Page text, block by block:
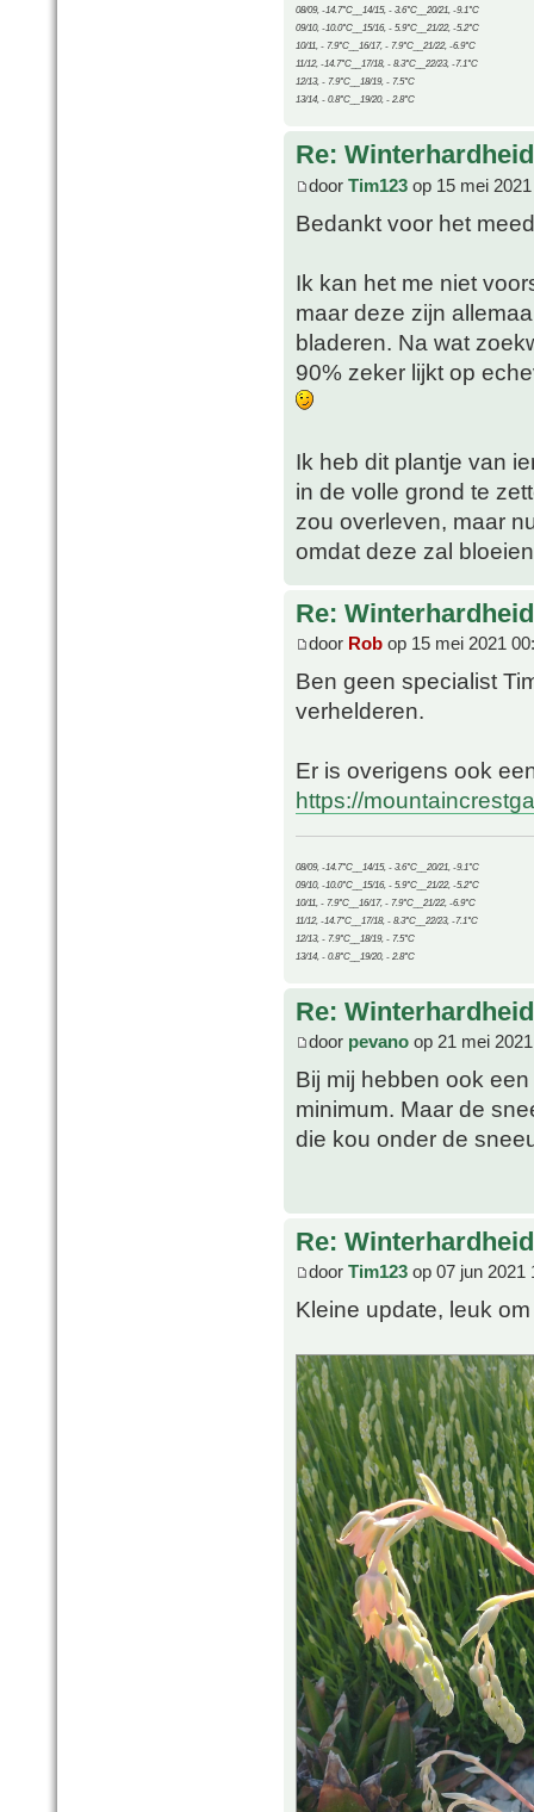
08/09, -14.7°C__14/15, - 3.6°C__20/21, -9.1°C
09/10, -10.0°C__15/16, - 5.9°C__21/22, -5.2°C
10/11, - 7.9°C__16/17, - 7.9°C__21/22, -6.9°C
11/12, -14.7°C__17/18, - 8.3°C__22/23, -7.1°C
12/13, - 7.9°C__18/19, - 7.5°C
13/14, - 0.8°C__19/20, - 2.8°C
Re:
door Tim123 op 15 mei
Bedankt voor het
Ik kan het me niet
maar deze zijn
bladeren. Na wat
90% zeker lijkt op
Ik heb dit plantje van
in de volle grond te
zou overleven, maar
omdat deze zal
Re:
door Rob op 15 mei 2021
Ben geen specialist
verhelderen.
Er is overigens ook
https://
08/09, -14.7°C__14/15, - 3.6°C__20/21, -9.1°C
09/10, -10.0°C__15/16, - 5.9°C__21/22, -5.2°C
10/11, - 7.9°C__16/17, - 7.9°C__21/22, -6.9°C
11/12, -14.7°C__17/18, - 8.3°C__22/23, -7.1°C
12/13, - 7.9°C__18/19, - 7.5°C
13/14, - 0.8°C__19/20, - 2.8°C
Re:
door pevano op 21 mei
Bij mij hebben ook
minimum. Maar de
die kou onder de
Re:
door Tim123 op 07 jun 2021
Kleine update, leuk